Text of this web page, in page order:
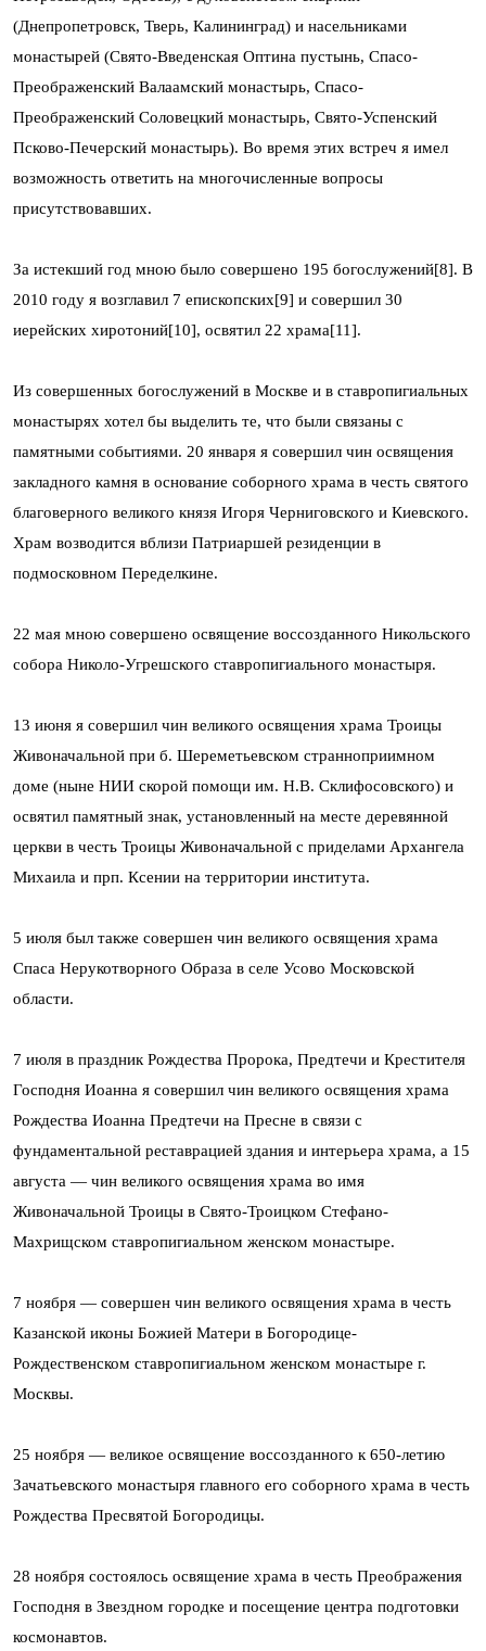
(Днепропетровск, Тверь, Калининград) и насельниками
монастырей (Свято-Введенская Оптина пустынь, Спасо-
Преображенский Валаамский монастырь, Спасо-
Преображенский Соловецкий монастырь, Свято-Успенский
Псково-Печерский монастырь). Во время этих встреч я имел
возможность ответить на многочисленные вопросы
присутствовавших.
За истекший год мною было совершено 195 богослужений[8]. В
2010 году я возглавил 7 епископских[9] и совершил 30
иерейских хиротоний[10], освятил 22 храма[11].
Из совершенных богослужений в Москве и в ставропигиальных
монастырях хотел бы выделить те, что были связаны с
памятными событиями. 20 января я совершил чин освящения
закладного камня в основание соборного храма в честь святого
благоверного великого князя Игоря Черниговского и Киевского.
Храм возводится вблизи Патриаршей резиденции в
подмосковном Переделкине.
22 мая мною совершено освящение воссозданного Никольского
собора Николо-Угрешского ставропигиального монастыря.
13 июня я совершил чин великого освящения храма Троицы
Живоначальной при б. Шереметьевском странноприимном
доме (ныне НИИ скорой помощи им. Н.В. Склифосовского) и
освятил памятный знак, установленный на месте деревянной
церкви в честь Троицы Живоначальной с приделами Архангела
Михаила и прп. Ксении на территории института.
5 июля был также совершен чин великого освящения храма
Спаса Нерукотворного Образа в селе Усово Московской
области.
7 июля в праздник Рождества Пророка, Предтечи и Крестителя
Господня Иоанна я совершил чин великого освящения храма
Рождества Иоанна Предтечи на Пресне в связи с
фундаментальной реставрацией здания и интерьера храма, а 15
августа — чин великого освящения храма во имя
Живоначальной Троицы в Свято-Троицком Стефано-
Махрищском ставропигиальном женском монастыре.
7 ноября — совершен чин великого освящения храма в честь
Казанской иконы Божией Матери в Богородице-
Рождественском ставропигиальном женском монастыре г.
Москвы.
25 ноября — великое освящение воссозданного к 650-летию
Зачатьевского монастыря главного его соборного храма в честь
Рождества Пресвятой Богородицы.
28 ноября состоялось освящение храма в честь Преображения
Господня в Звездном городке и посещение центра подготовки
космонавтов.